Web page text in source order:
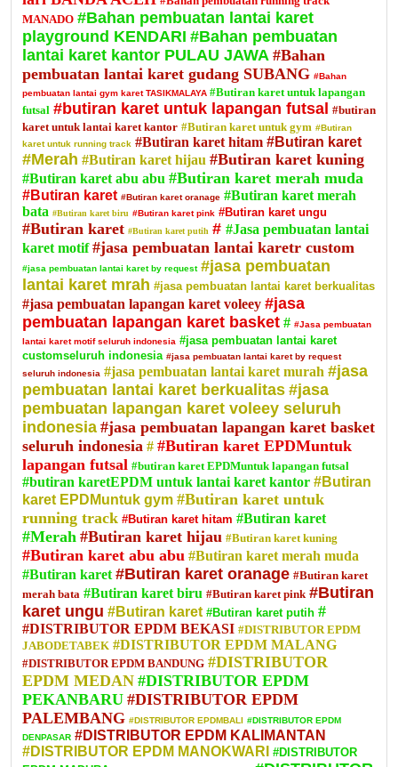
MANADO #Bahan pembuatan lantai karet
playground KENDARI #Bahan pembuatan
lantai karet kantor PULAU JAWA #Bahan
pembuatan lantai karet gudang SUBANG #Bahan
pembuatan lantai gym karet TASIKMALAYA #Butiran karet untuk lapangan
futsal #butiran karet untuk lapangan futsal #butiran
karet untuk lantai karet kantor #Butiran karet untuk gym #Butiran
karet untuk running track #Butiran karet hitam #Butiran karet
#Merah #Butiran karet hijau #Butiran karet kuning
#Butiran karet abu abu #Butiran karet merah muda
#Butiran karet #Butiran karet oranage #Butiran karet merah
bata #Butiran karet biru #Butiran karet pink #Butiran karet ungu
#Butiran karet #Butiran karet putih # #Jasa pembuatan lantai
karet motif #jasa pembuatan lantai karetr custom
#jasa pembuatan lantai karet by request #jasa pembuatan
lantai karet mrah #jasa pembuatan lantai karet berkualitas
#jasa pembuatan lapangan karet voleey #jasa
pembuatan lapangan karet basket # #Jasa pembuatan
lantai karet motif seluruh indonesia #jasa pembuatan lantai karet
customseluruh indonesia #jasa pembuatan lantai karet by request
seluruh indonesia #jasa pembuatan lantai karet murah #jasa
pembuatan lantai karet berkualitas #jasa
pembuatan lapangan karet voleey seluruh
indonesia #jasa pembuatan lapangan karet basket
seluruh indonesia # #Butiran karet EPDMuntuk
lapangan futsal #butiran karet EPDMuntuk lapangan futsal
#butiran karetEPDM untuk lantai karet kantor #Butiran
karet EPDMuntuk gym #Butiran karet untuk
running track #Butiran karet hitam #Butiran karet
#Merah #Butiran karet hijau #Butiran karet kuning
#Butiran karet abu abu #Butiran karet merah muda
#Butiran karet #Butiran karet oranage #Butiran karet
merah bata #Butiran karet biru #Butiran karet pink #Butiran
karet ungu #Butiran karet #Butiran karet putih #
#DISTRIBUTOR EPDM BEKASI #DISTRIBUTOR EPDM
JABODETABEK #DISTRIBUTOR EPDM MALANG
#DISTRIBUTOR EPDM BANDUNG #DISTRIBUTOR
EPDM MEDAN #DISTRIBUTOR EPDM
PEKANBARU #DISTRIBUTOR EPDM
PALEMBANG #DISTRIBUTOR EPDMBALI #DISTRIBUTOR EPDM
DENPASAR #DISTRIBUTOR EPDM KALIMANTAN
#DISTRIBUTOR EPDM MANOKWARI #DISTRIBUTOR